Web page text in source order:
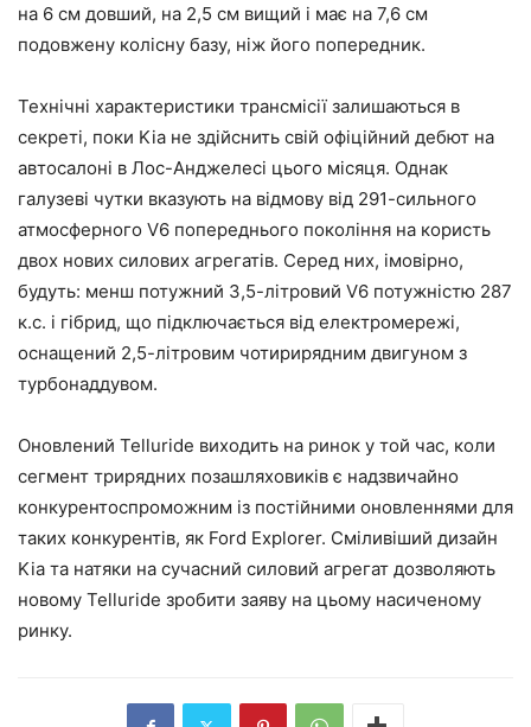
на 6 см довший, на 2,5 см вищий і має на 7,6 см
подовжену колісну базу, ніж його попередник.
Технічні характеристики трансмісії залишаються в
секреті, поки Kia не здійснить свій офіційний дебют на
автосалоні в Лос-Анджелесі цього місяця. Однак
галузеві чутки вказують на відмову від 291-сильного
атмосферного V6 попереднього покоління на користь
двох нових силових агрегатів. Серед них, імовірно,
будуть: менш потужний 3,5-літровий V6 потужністю 287
к.с. і гібрид, що підключається від електромережі,
оснащений 2,5-літровим чотирирядним двигуном з
турбонаддувом.
Оновлений Telluride виходить на ринок у той час, коли
сегмент трирядних позашляховиків є надзвичайно
конкурентоспроможним із постійними оновленнями для
таких конкурентів, як Ford Explorer. Сміливіший дизайн
Kia та натяки на сучасний силовий агрегат дозволяють
новому Telluride зробити заяву на цьому насиченому
ринку.